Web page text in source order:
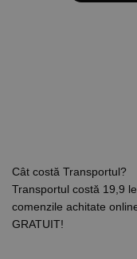
Cât costă Transportul?
Transportul costă 19,9
comenzile achitate
GRATUIT!